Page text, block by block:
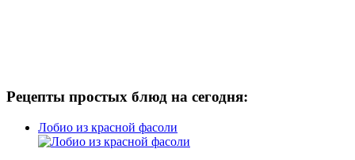
Рецепты простых блюд на сегодня:
Лобио из красной фасоли